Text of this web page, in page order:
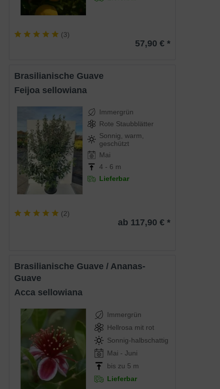
(3)
57,90 € *
Brasilianische Guave
Feijoa sellowiana
Immergrün
Rote Staubblätter
Sonnig, warm,
geschützt
Mai
4 - 6 m
Lieferbar
(2)
ab 117,90 € *
Brasilianische Guave / Ananas-
Guave
Acca sellowiana
Immergrün
Hellrosa mit rot
Sonnig-halbschattig
Mai - Juni
bis zu 5 m
Lieferbar